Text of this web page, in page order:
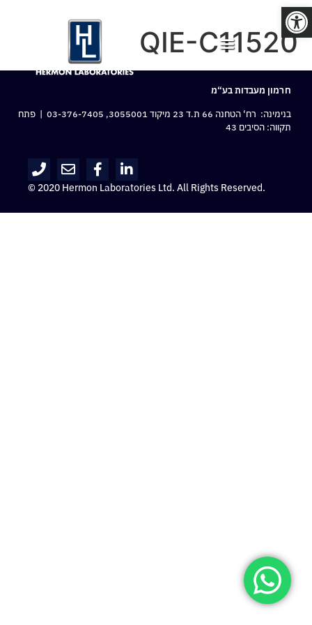
פתח סרגל נגישות
QIE-C11520
חרמון מעבדות בע“מ
בנימינה: רח‘ הטחנה 66 ת.ד 23 מיקוד 3055001,
03-376-7405 | פתח
תקווה: הסיבים 43
© 2020 Hermon Laboratories Ltd. All Rights Reserved.